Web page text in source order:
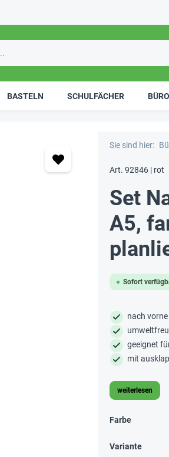
BASTELN SCHULFÄCHER
Sie sind hier:
Art. 92846 | rot
Set
A5,
Sofort
nach
geeignet
mit
weiterlesen
Farbe
Variante